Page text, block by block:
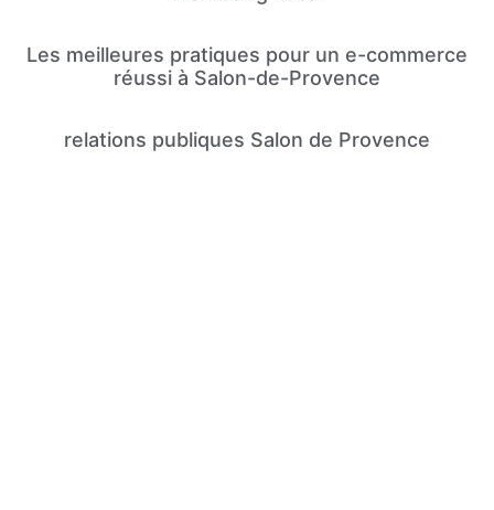
Les meilleures pratiques pour un e-commerce
réussi à Salon-de-Provence
relations publiques Salon de Provence